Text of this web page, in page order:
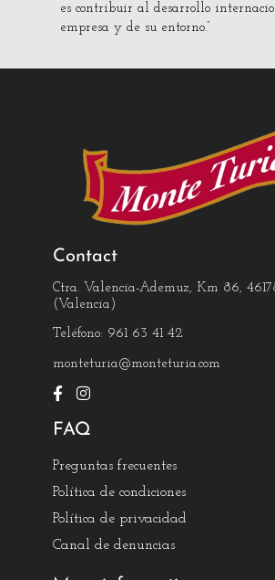
es contribuir al desarrollo
empresa y de su entorno.”
Contact
Ctra. Valencia-Ademuz, Km 86,
(Valencia)
Teléfono: 961 63 41 42
monteturia@monteturia.com
FAQ
Preguntas frecuentes
Política de condiciones
Política de privacidad
Canal de denuncias